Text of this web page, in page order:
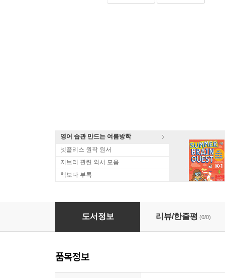
영어 습관 만드는 여름방학
넷플리스 원작 원서
지브리 관련 외서 모음
책보다 부록
Robin Hood
도서정보 리뷰/한줄평 (0/0)
품목정보